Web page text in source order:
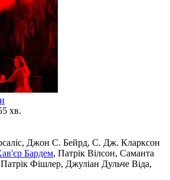
хв.
Джон С. Бейрд, С. Дж. Кларксон
Бардем, Патрік Вілсон, Саманта
Фішлер, Джуліан Дульче Віда,